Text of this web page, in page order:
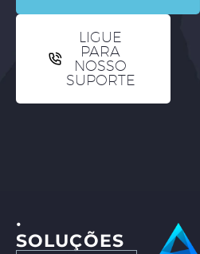
LIGUE
PARA
NOSSO
SUPORTE
·
SOLUÇÕES